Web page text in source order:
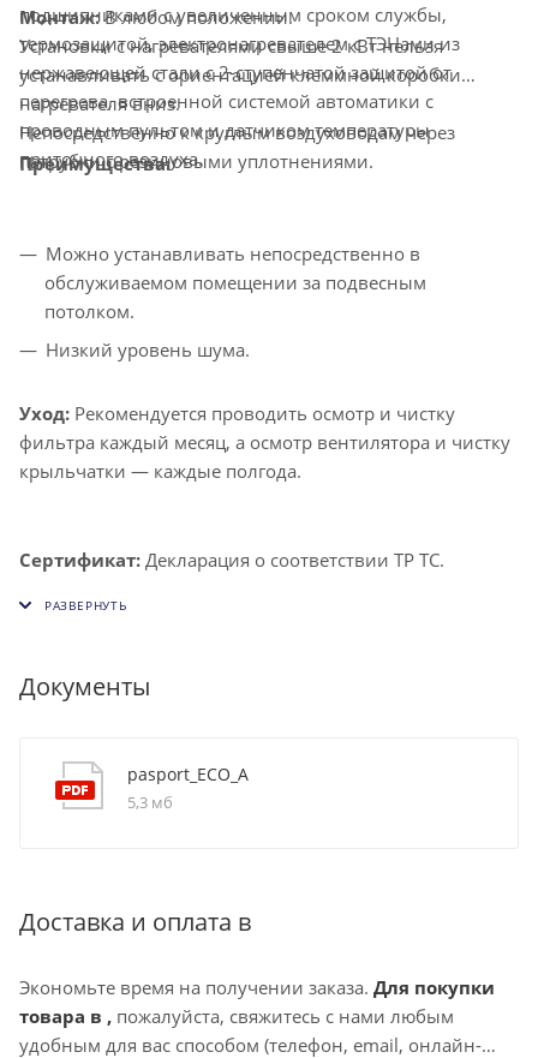
подшипниками с увеличенным сроком службы,
термозащитой, электронагревателем с ТЭНами из
нержавеющей стали с 2-ступенчатой защитой от
перегрева, встроенной системой автоматики с
проводным пультом и датчиком температуры
приточного воздуха.
Монтаж:В любом положении.
Установки с нагревателями свыше 2 кВт нельзя
устанавливать с ориентацией клеммной коробки
нагревателя вниз.
Непосредственно к круглым воздуховодам через
патрубки с резиновыми уплотнениями.
Преимущества:
Можно устанавливать непосредственно в
обслуживаемом помещении за подвесным
потолком.
Низкий уровень шума.
Уход: Рекомендуется проводить осмотр и чистку
фильтра каждый месяц, а осмотр вентилятора и чистку
крыльчатки — каждые полгода.
Сертификат: Декларация о соответствии ТР ТС.
Документы
pasport_ECO_A
5,3 мб
Доставка и оплата в
Экономьте время на получении заказа. Для покупки
товара в , пожалуйста, свяжитесь с нами любым
удобным для вас способом (телефон, email, онлайн-